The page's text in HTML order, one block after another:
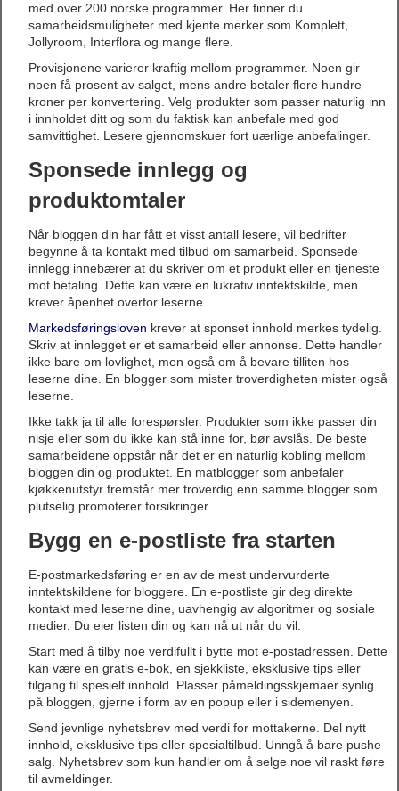
med over 200 norske programmer. Her finner du
samarbeidsmuligheter med kjente merker som Komplett,
Jollyroom, Interflora og mange flere.
Provisjonene varierer kraftig mellom programmer. Noen gir
noen få prosent av salget, mens andre betaler flere hundre
kroner per konvertering. Velg produkter som passer naturlig inn
i innholdet ditt og som du faktisk kan anbefale med god
samvittighet. Lesere gjennomskuer fort uærlige anbefalinger.
Sponsede innlegg og
produktomtaler
Når bloggen din har fått et visst antall lesere, vil bedrifter
begynne å ta kontakt med tilbud om samarbeid. Sponsede
innlegg innebærer at du skriver om et produkt eller en tjeneste
mot betaling. Dette kan være en lukrativ inntektskilde, men
krever åpenhet overfor leserne.
Markedsføringsloven krever at sponset innhold merkes tydelig.
Skriv at innlegget er et samarbeid eller annonse. Dette handler
ikke bare om lovlighet, men også om å bevare tilliten hos
leserne dine. En blogger som mister troverdigheten mister også
leserne.
Ikke takk ja til alle forespørsler. Produkter som ikke passer din
nisje eller som du ikke kan stå inne for, bør avslås. De beste
samarbeidene oppstår når det er en naturlig kobling mellom
bloggen din og produktet. En matblogger som anbefaler
kjøkkenutstyr fremstår mer troverdig enn samme blogger som
plutselig promoterer forsikringer.
Bygg en e-postliste fra starten
E-postmarkedsføring er en av de mest undervurderte
inntektskildene for bloggere. En e-postliste gir deg direkte
kontakt med leserne dine, uavhengig av algoritmer og sosiale
medier. Du eier listen din og kan nå ut når du vil.
Start med å tilby noe verdifullt i bytte mot e-postadressen. Dette
kan være en gratis e-bok, en sjekkliste, eksklusive tips eller
tilgang til spesielt innhold. Plasser påmeldingsskjemaer synlig
på bloggen, gjerne i form av en popup eller i sidemenyen.
Send jevnlige nyhetsbrev med verdi for mottakerne. Del nytt
innhold, eksklusive tips eller spesialtilbud. Unngå å bare pushe
salg. Nyhetsbrev som kun handler om å selge noe vil raskt føre
til avmeldinger.